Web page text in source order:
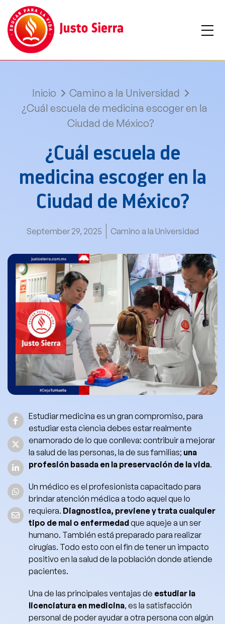
Inicio
Camino a la Universidad
¿Cuál escuela de medicina escoger en la
Ciudad de México?
¿Cuál escuela de
medicina escoger en la
Ciudad de México?
September 29, 2025 Camino a la Universidad
Estudiar medicina es un gran compromiso, para
estudiar esta ciencia debes estar realmente
enamorado de lo que conlleva: contribuir a mejorar
la salud de las personas, la de sus familias; una
profesión basada en la preservación de la vida.
Un médico es el profesionista capacitado para
brindar atención médica a todo aquel que lo
requiera. Diagnostica, previene y trata cualquier
tipo de mal o enfermedadque aqueje a un ser
humano. También está preparado para realizar
cirugías. Todo esto con el fin de tener un impacto
positivo en la salud de la población donde atiende
pacientes.
Una de las principales ventajas de estudiar la
licenciatura en medicina, es la satisfacción
personal de poder ayudar a otra persona con algún